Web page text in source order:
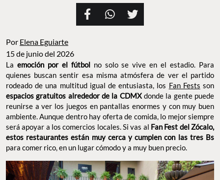
Por Elena Eguiarte
15 de junio del 2026
La emoción por el fútbol no solo se vive en el estadio. Para
quienes buscan sentir esa misma atmósfera de ver el partido
rodeado de una multitud igual de entusiasta, los Fan Fests son
espacios gratuitos alrededor de la CDMXdonde la gente puede
reunirse a ver los juegos en pantallas enormes y con muy buen
ambiente. Aunque dentro hay oferta de comida, lo mejor siempre
será apoyar a los comercios locales. Si vas al Fan Fest del Zócalo,
estos restaurantes están muy cerca y cumplen con las tres Bs
para comer rico, en un lugar cómodo y a muy buen precio.